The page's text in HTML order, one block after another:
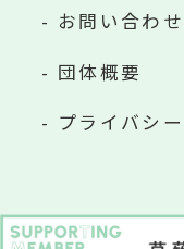
お問い合わせ
団体概要
プライバシ